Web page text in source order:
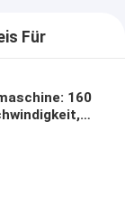
Für
160